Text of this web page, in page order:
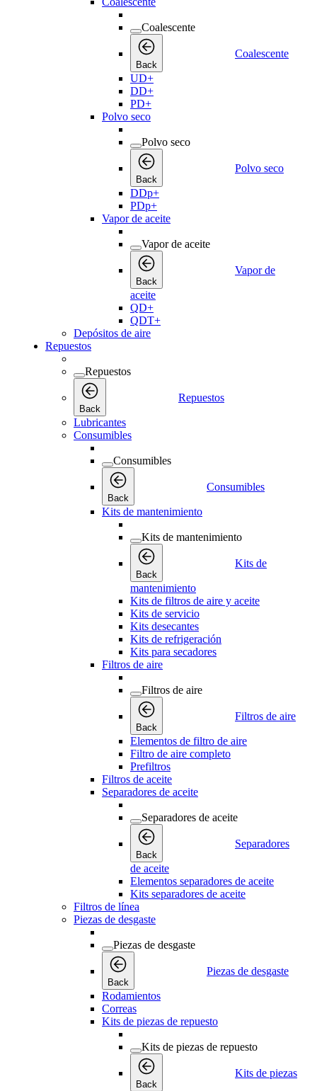
Coalescente
Back
Coalescente
UD+
DD+
PD+
Polvo seco
Polvo seco
Back
Polvo seco
DDp+
PDp+
Vapor de aceite
Vapor de aceite
Back
Vapor de
aceite
QD+
QDT+
Depósitos de aire
Repuestos
Repuestos
Back
Repuestos
Lubricantes
Consumibles
Consumibles
Back
Consumibles
Kits de mantenimiento
Kits de mantenimiento
Back
Kits de
mantenimiento
Kits de filtros de aire y aceite
Kits de servicio
Kits desecantes
Kits de refrigeración
Kits para secadores
Filtros de aire
Filtros de aire
Back
Filtros de aire
Elementos de filtro de aire
Filtro de aire completo
Prefiltros
Filtros de aceite
Separadores de aceite
Separadores de aceite
Back
Separadores
de aceite
Elementos separadores de aceite
Kits separadores de aceite
Filtros de línea
Piezas de desgaste
Piezas de desgaste
Back
Piezas de desgaste
Rodamientos
Correas
Kits de piezas de repuesto
Kits de piezas de repuesto
Back
Kits de piezas